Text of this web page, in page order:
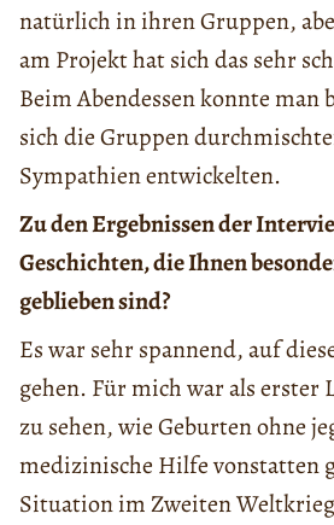
natürlich in ihren Gruppen,
am Projekt hat sich das sehr
Beim Abendessen konnte man
sich die Gruppen
Sympathien entwickelten.
Zu den Ergebnissen der
Geschichten, die Ihnen
geblieben sind?
Es war sehr spannend, auf
gehen. Für mich war als erster
zu sehen, wie Geburten ohne
medizinische Hilfe vonstatten
Situation im Zweiten